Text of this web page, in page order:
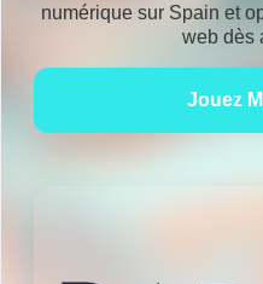
numérique sur Spain et
web dès
Jouez